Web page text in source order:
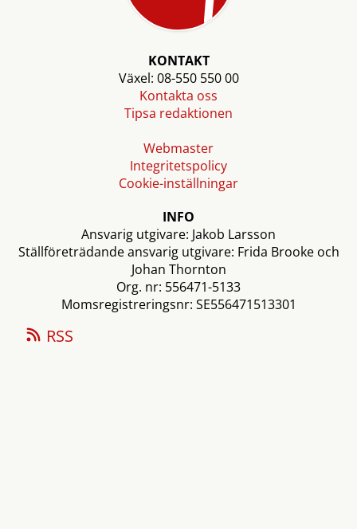
KONTAKT
Växel: 08-550 550 00
Kontakta oss
Tipsa redaktionen
Webmaster
Integritetspolicy
Cookie-inställningar
INFO
Ansvarig utgivare: Jakob Larsson
Ställföreträdande ansvarig utgivare: Frida Brooke och
Johan Thornton
Org. nr: 556471-5133
Momsregistreringsnr: SE556471513301
RSS